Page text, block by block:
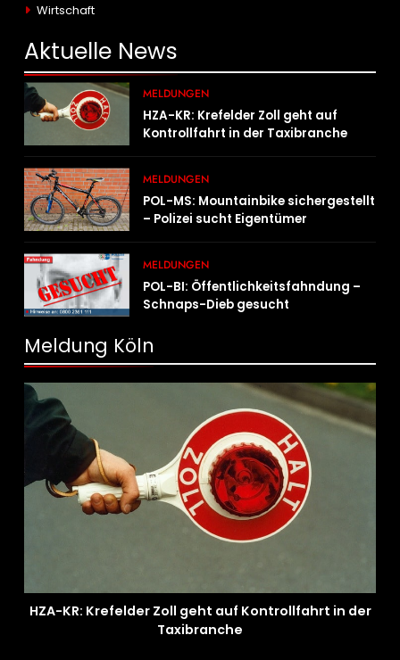
Wirtschaft
Aktuelle News
MELDUNGEN
HZA-KR: Krefelder Zoll geht auf
Kontrollfahrt in der Taxibranche
MELDUNGEN
POL-MS: Mountainbike sichergestellt
– Polizei sucht Eigentümer
MELDUNGEN
POL-BI: Öffentlichkeitsfahndung –
Schnaps-Dieb gesucht
Meldung Köln
HZA-KR: Krefelder Zoll geht auf Kontrollfahrt in der
Taxibranche